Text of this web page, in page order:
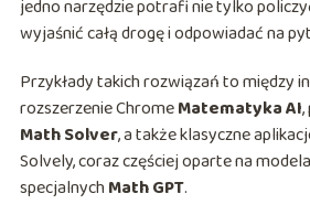
jedno narzędzie potrafi nie tylko
wyjaśnić całą drogę i odpowiadać na
Przykłady takich rozwiązań to między
rozszerzenie ChromeMatematyka AI
Math Solver, a także klasyczne
Solvely, coraz częściej oparte na
specjalnychMath GPT.